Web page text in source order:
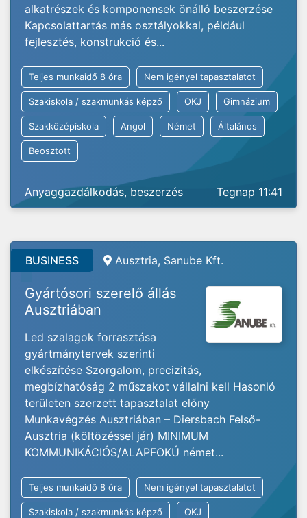
alkatrészek és komponensek önálló beszerzése
Kapcsolattartás más osztályokkal, például
fejlesztés, konstrukció és...
Teljes munkaidő 8 óra Nem igényel tapasztalatot
Szakiskola / szakmunkás képző OKJ Gimnázium
Szakközépiskola Angol Német Általános
Beosztott
Anyaggazdálkodás, beszerzés Tegnap 11:41
BUSINESS Ausztria, Sanube Kft.
Gyártósori szerelő állás
Ausztriában
Led szalagok forrasztása
gyártmánytervek szerinti
elkészítése Szorgalom, precizitás,
megbízhatóság 2 műszakot vállalni kell Hasonló
területen szerzett tapasztalat előny
Munkavégzés Ausztriában – Diersbach Felső-
Ausztria (költözéssel jár) MINIMUM
KOMMUNIKÁCIÓS/ALAPFOKÚ német...
Teljes munkaidő 8 óra Nem igényel tapasztalatot
Szakiskola / szakmunkás képző OKJ